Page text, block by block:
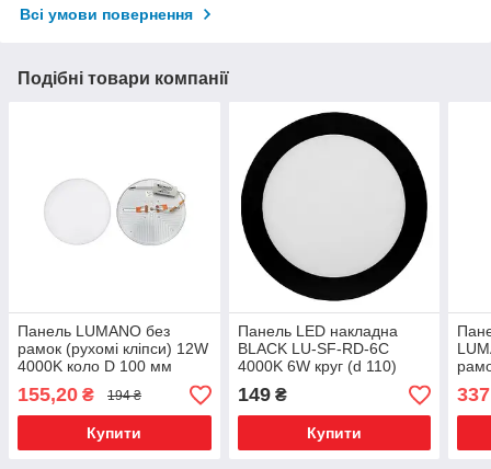
Всі умови повернення
Подібні товари компанії
Панель LUMANO без
рамок (рухомі кліпси) 12W
4000K коло D 100 мм
155,20 ₴ 194 ₴
Купити
Панель LED накладна
BLACK LU-SF-RD-6C
4000K 6W круг (d 110)
алюміній (1 рік гарантії)
TM LUMANO
149₴
Купити
20
337